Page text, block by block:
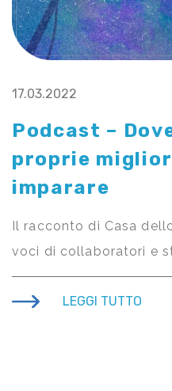
17.03.2022
Podcast –
proprie
imparare
Il racconto di Casa
voci di collaboratori e
LEGGI TUTTO